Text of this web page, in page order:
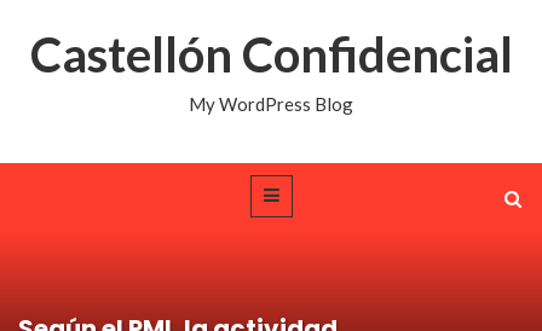
Castellón Confidencial
My WordPress Blog